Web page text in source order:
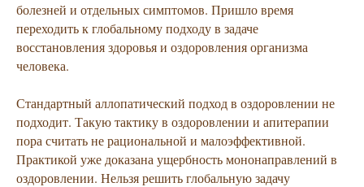
болезней и отдельных симптомов. Пришло время
переходить к глобальному подходу в задаче
восстановления здоровья и оздоровления организма
человека.
Стандартный аллопатический подход в оздоровлении не
подходит. Такую тактику в оздоровлении и апитерапии
пора считать не рациональной и малоэффективной.
Практикой уже доказана ущербность мононаправлений в
оздоровлении. Нельзя решить глобальную задачу